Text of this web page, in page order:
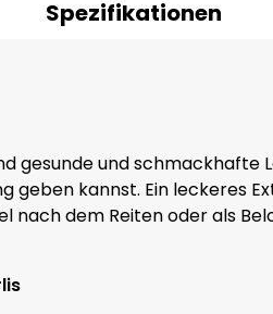
Spezifikationen
gesunde und schmackhafte
geben kannst. Ein leckeres
nach dem Reiten oder als